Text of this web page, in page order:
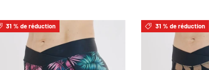
31 % de réduction 31 % de réduction